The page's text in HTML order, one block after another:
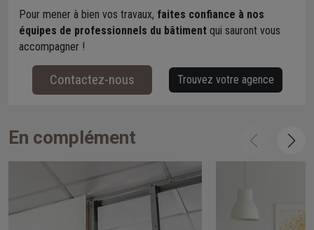
Pour mener à bien vos travaux, faites confiance à nos
équipes de professionnels du bâtiment qui sauront vous
accompagner !
Contactez-nous Trouvez votre agence
En complément